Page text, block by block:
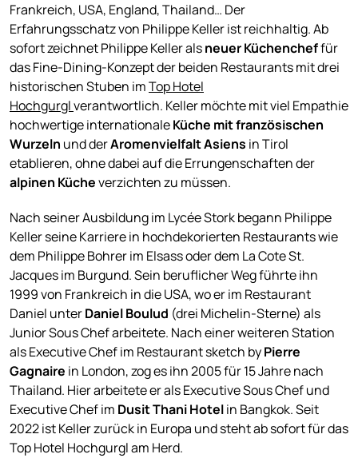
Frankreich, USA, England, Thailand… Der
Erfahrungsschatz von Philippe Keller ist reichhaltig. Ab
sofort zeichnet Philippe Keller alsneuer Küchencheffür
das Fine-Dining-Konzept der beiden Restaurants mit drei
historischen Stuben imTop Hotel
Hochgurglverantwortlich. Keller möchte mit viel Empathie
hochwertige internationaleKüche mit französischen
Wurzeln und derAromenvielfalt Asiens in Tirol
etablieren, ohne dabei auf die Errungenschaften der
alpinen Kücheverzichten zu müssen.
Nach seiner Ausbildung im Lycée Stork begann Philippe
Keller seine Karriere in hochdekorierten Restaurants wie
dem Philippe Bohrer im Elsass oder dem La Cote St.
Jacques im Burgund. Sein beruflicher Weg führte ihn
1999 von Frankreich in die USA, wo er im Restaurant
Daniel unterDaniel Boulud (drei Michelin-Sterne) als
Junior Sous Chef arbeitete. Nach einer weiteren Station
als Executive Chef im Restaurant sketch byPierre
Gagnaire in London, zog es ihn 2005 für 15 Jahre nach
Thailand. Hier arbeitete er als Executive Sous Chef und
Executive Chef im Dusit Thani Hotelin Bangkok. Seit
2022 ist Keller zurück in Europa und steht ab sofort für das
Top Hotel Hochgurgl am Herd.